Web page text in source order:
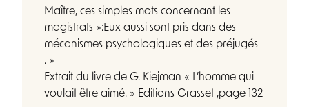
Maître, ces simples mots concernant les
magistrats »:Eux aussi sont pris dans des
mécanismes psychologiques et des préjugés
. »
Extrait du livre de G. Kiejman « L’homme qui
voulait être aimé. » Editions Grasset ,page 132